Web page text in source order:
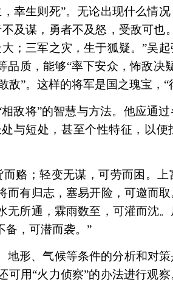
幸生则死”。无论出现什么情况
及谋，勇者不及怒，受敌可也
；三军之灾，生于狐疑。”吴起
质，能够“率下安众，怖敌决
”。这样的将军是国之瑰宝，“
敌将”的智慧与方法。他应通过
与短处，甚至个性特征，以便
赂；轻变无谋，可劳而困。
有归志，塞易开险，可邀而
所通，霖雨数至，可灌而沈
备，可潜而袭。”
形、气候等条件的分析和对策
用“火力侦察”的办法进行观